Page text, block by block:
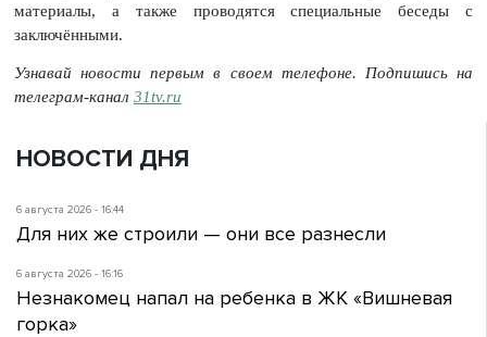
материалы, а также проводятся специальные беседы с
заключёнными.
Узнавай новости первым в своем телефоне. Подпишись на
телеграм-канал 31tv.ru
НОВОСТИ ДНЯ
6 августа 2026 - 16:44
Для них же строили — они все разнесли
6 августа 2026 - 16:16
Незнакомец напал на ребенка в ЖК «Вишневая
горка»